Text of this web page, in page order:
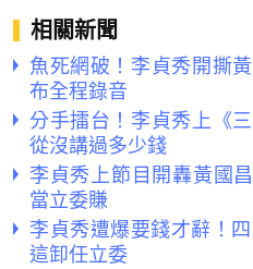
相關新聞
魚死網破！李貞秀開撕
布全程錄音
分手擂台！李貞秀上《
從沒講過多少錢
李貞秀上節目開轟黃國
當立委賺
李貞秀遭爆要錢才辭！
這卸任立委